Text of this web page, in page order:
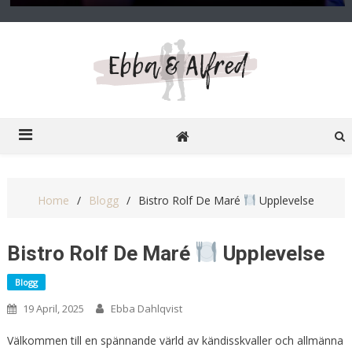
Home Blogg Bistro Rolf De Maré Upplevelse
Bistro Rolf De Maré Upplevelse
Blogg
19 April, 2025 Ebba Dahlqvist
Välkommen till en spännande värld av kändisskvaller och allmänna